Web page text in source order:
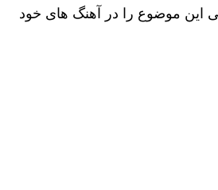
این موضوع را در آهنگ های خود